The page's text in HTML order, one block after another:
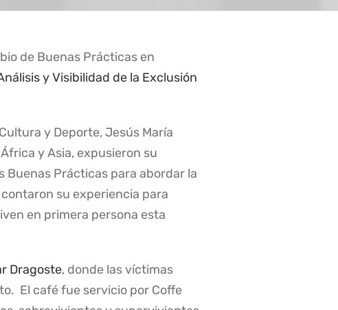
de Buenas Prácticas en
y Visibilidad de la Exclusión
y Deporte, Jesús María
y Asia, expusieron su
Buenas Prácticas para abordar la
su experiencia para
en primera persona esta
Dragoste, donde las víctimas
El café fue servicio por Coffe